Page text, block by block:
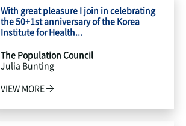
With great pleasure I join in celebrating
the 50+1st anniversary of the Korea
Institute for Health...
The Population Council
Julia Bunting
VIEW MORE